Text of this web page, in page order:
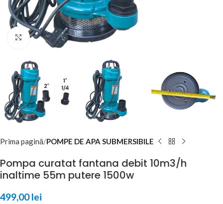
Click to enlarge
Prima pagină POMPE DE APA SUBMERSIBILE
Pompa curatat fantana debit 10m3/h
inaltime 55m putere 1500w
499,00lei